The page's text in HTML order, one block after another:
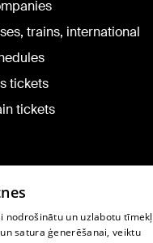
trains, international
tickets
tickets
nodrošinātu un uzlabotu
satura ģenerēšanai, veiktu